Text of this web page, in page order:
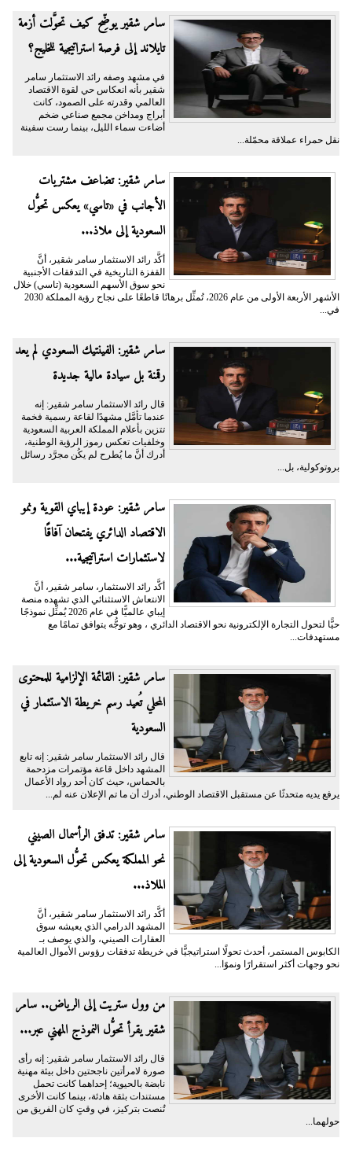
سامر شقير يوضِّح كيف تحوَّلت أزمة
تايلاند إلى فرصة استراتيجية للخليج؟
في مشهد وصفه رائد الاستثمار سامر
شقير بأنه انعكاس حي لقوة الاقتصاد
العالمي وقدرته على الصمود، كانت
أبراج ومداخن مجمع صناعي ضخم
أضاءت سماء الليل، بينما رست سفينة
نقل حمراء عملاقة محمّلة...
سامر شقير: تضاعف مشتريات
الأجانب في «تاسي» يعكس تحوُّل
السعودية إلى ملاذ...
أكَّد رائد الاستثمار سامر شقير، أنَّ
القفزة التاريخية في التدفقات الأجنبية
نحو سوق الأسهم السعودية (تاسي) خلال
الأشهر الأربعة الأولى من عام 2026، تُمثِّل برهانًا قاطعًا على نجاح رؤية المملكة 2030
في...
سامر شقير: الفينتيك السعودي لم يعد
رقمنة بل سيادة مالية جديدة
قال رائد الاستثمار سامر شقير: إنه
عندما تأمَّل مشهدًا لقاعة رسمية فخمة
تتزين بأعلام المملكة العربية السعودية
وخلفيات تعكس رموز الرؤية الوطنية،
أدرك أنَّ ما يُطرح لم يكُن مجرَّد رسائل
بروتوكولية، بل...
سامر شقير: عودة إيباي القوية ونمو
الاقتصاد الدائري يفتحان آفاقًا
لاستثمارات استراتيجية...
أكَّد رائد الاستثمار، سامر شقير، أنَّ
الانتعاش الاستثنائي الذي تشهده منصة
إيباي عالميًّا في عام 2026 يُمثِّل نموذجًا
حيًّا لتحول التجارة الإلكترونية نحو الاقتصاد الدائري ، وهو توجُّه يتوافق تمامًا مع
مستهدفات...
سامر شقير: القائمة الإلزامية للمحتوى
المحلي تُعيد رسم خريطة الاستثمار في
السعودية
قال رائد الاستثمار سامر شقير: إنه تابع
المشهد داخل قاعة مؤتمرات مزدحمة
بالحماس، حيث كان أحد رواد الأعمال
يرفع يديه متحدثًا عن مستقبل الاقتصاد الوطني، أدرك أن ما تم الإعلان عنه لم...
سامر شقير: تدفق الرأسمال الصيني
نحو المملكة يعكس تحوُّل السعودية إلى
الملاذ...
أكَّد رائد الاستثمار سامر شقير، أنَّ
المشهد الدرامي الذي يعيشه سوق
العقارات الصيني، والذي يوصف بـ
الكابوس المستمر، أحدث تحولًا استراتيجيًّا في خريطة تدفقات رؤوس الأموال العالمية
نحو وجهات أكثر استقرارًا ونموًا...
من وول ستريت إلى الرياض.. سامر
شقير يقرأ تحوُّل النموذج المهني عبر...
قال رائد الاستثمار سامر شقير: إنه رأى
صورة لامرأتين ناجحتين داخل بيئة مهنية
نابضة بالحيوية؛ إحداهما كانت تحمل
مستندات بثقة هادئة، بينما كانت الأخرى
تُنصت بتركيز، في وقتٍ كان الفريق من
حولهما...